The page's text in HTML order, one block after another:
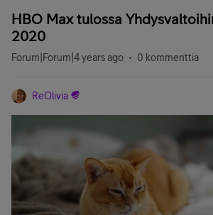
HBO Max tulossa
2020
Forum|Forum|4 years ago 0 kommenttia
ReOlivia